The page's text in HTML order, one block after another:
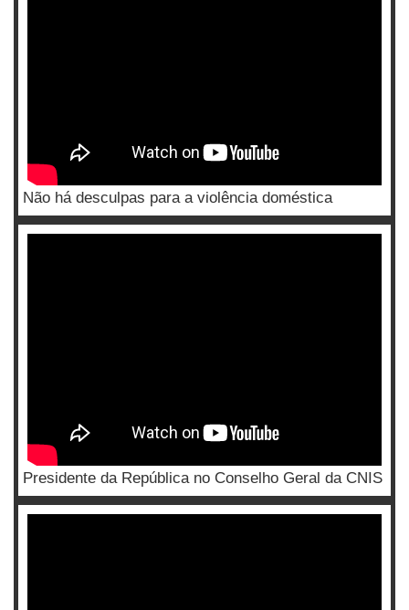
Não há desculpas para a violência doméstica
Presidente da República no Conselho Geral da CNIS